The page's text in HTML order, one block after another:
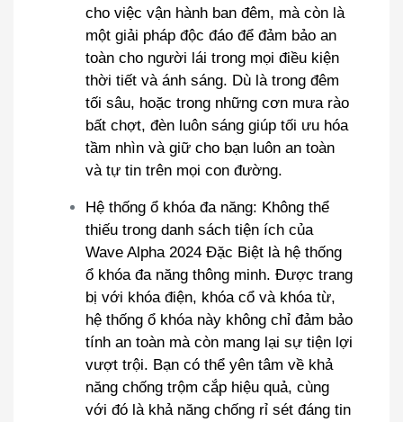
cho việc vận hành ban đêm, mà còn là
một giải pháp độc đáo để đảm bảo an
toàn cho người lái trong mọi điều kiện
thời tiết và ánh sáng. Dù là trong đêm
tối sâu, hoặc trong những cơn mưa rào
bất chợt, đèn luôn sáng giúp tối ưu hóa
tầm nhìn và giữ cho bạn luôn an toàn
và tự tin trên mọi con đường.
Hệ thống ổ khóa đa năng: Không thể
thiếu trong danh sách tiện ích của
Wave Alpha 2024 Đặc Biệt là hệ thống
ổ khóa đa năng thông minh. Được trang
bị với khóa điện, khóa cổ và khóa từ,
hệ thống ổ khóa này không chỉ đảm bảo
tính an toàn mà còn mang lại sự tiện lợi
vượt trội. Bạn có thể yên tâm về khả
năng chống trộm cắp hiệu quả, cùng
với đó là khả năng chống rỉ sét đáng tin